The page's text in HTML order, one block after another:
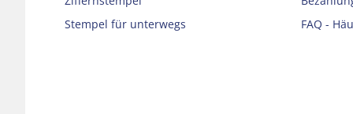
Stempel für unterwegs
FAQ -